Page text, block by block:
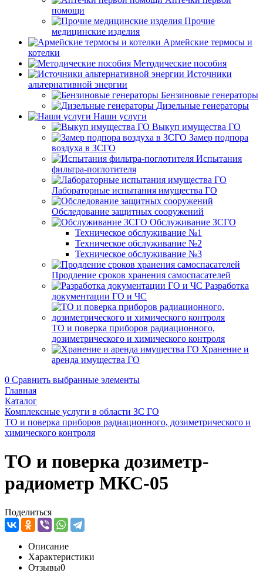
помощи
Прочие
медицинские изделия
Армейские термосы и
котелки
Методические пособия
Источники
альтернативной энергии
Бензиновые генераторы
Дизельные генераторы
Наши услуги
Выкуп имущества ГО
Замер подпора
воздуха в ЗСГО
Испытания
фильтра-поглотителя
Лабораторные испытания имущества ГО
Обследование защитных сооружений
Обслуживание ЗСГО
Техническое обслуживание №1
Техническое обслуживание №2
Техническое обслуживание №3
Продление сроков хранения самоспасателей
Разработка
документации ГО и ЧС
ТО и поверка приборов радиационного,
дозиметрического и химического контроля
Хранение и
аренда имущества ГО
0 Сравнить выбранные элементы
Главная
Каталог
Комплексные услуги в области ЗС ГО
ТО и поверка приборов радиационного, дозиметрического и
химического контроля
ТО и поверка дозиметр-
радиометр МКС-05
Поделиться
Описание
Характеристики
Отзывы0